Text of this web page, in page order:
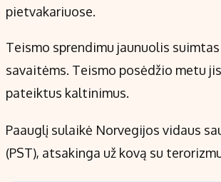
pietvakariuose.
Teismo sprendimu jaunuolis
savaitėms. Teismo posėdžio metu
pateiktus kaltinimus.
Paauglį sulaikė Norvegijos vidaus
(PST), atsakinga už kovą su